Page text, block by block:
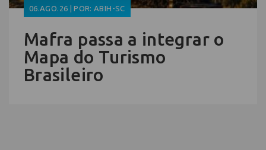
06.AGO.26 | POR: ABIH-SC
Mafra passa a integrar o
Mapa do Turismo
Brasileiro